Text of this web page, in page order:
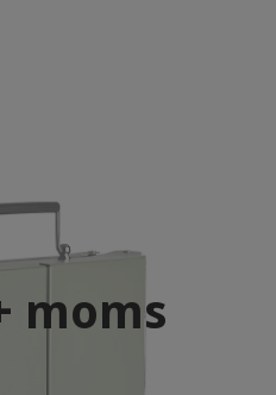
moms